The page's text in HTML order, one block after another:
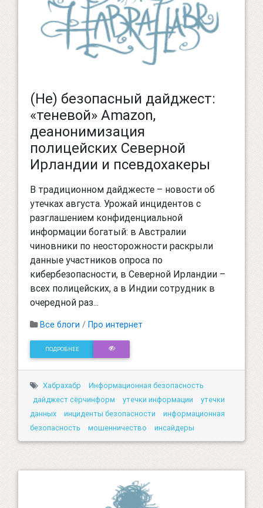
(Не) безопасный дайджест:
«теневой» Amazon,
деанонимизация
полицейских Северной
Ирландии и псевдохакеры
В традиционном дайджесте – новости об
утечках августа. Урожай инцидентов с
разглашением конфиденциальной
информации богатый: в Австралии
чиновники по неосторожности раскрыли
данные участников опроса по
кибербезопасности, в Северной Ирландии –
всех полицейских, а в Индии сотрудник в
очередной раз...
Все блоги / Про интернет
ПОДРОБНЕЕ
Хабрахабр
Информационная безопасность
дайджест сёрчинформ
утечки информации
утечки
данных
инциденты безопасности
информационная
безопасность
мошенничество инсайдеры